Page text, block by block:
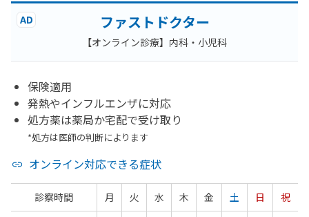
AD ファストドクター
【オンライン診療】内科・小児科
保険適用
発熱やインフルエンザに対応
処方薬は薬局か宅配で受け取り
*処方は医師の判断によります
オンライン対応できる症状
診察時間 月 火 水 木 金 土 日
祝